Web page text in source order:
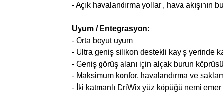
- Açık havalandırma yolları, hava akışının
Uyum / Entegrasyon:
- Orta boyut uyum
- Ultra geniş silikon destekli kayış yerinde
- Geniş görüş alanı için alçak burun köprüsü
- Maksimum konfor, havalandırma ve
- İki katmanlı DriWix yüz köpüğü nemi emer